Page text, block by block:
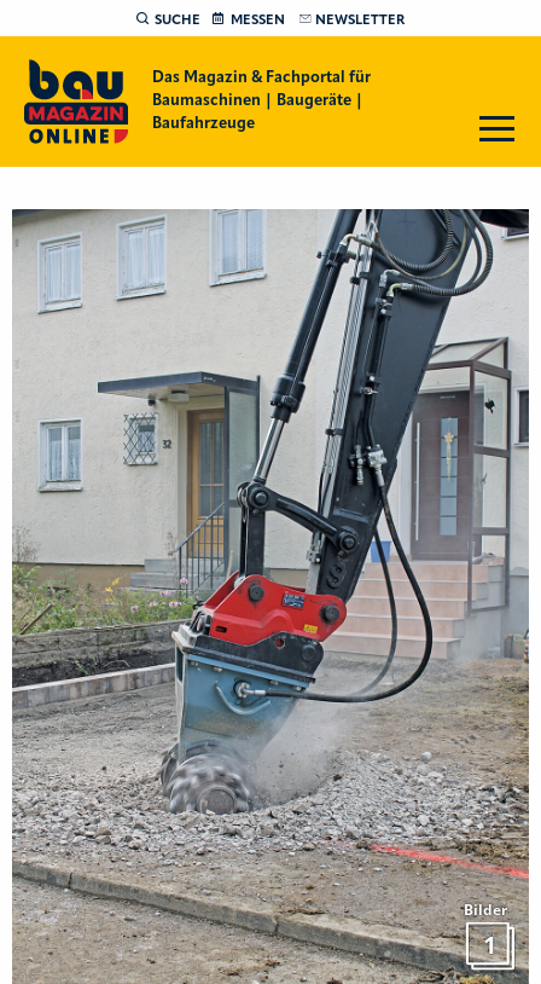
SUCHE MESSEN NEWSLETTER
Das Magazin & Fachportal für
Baumaschinen | Baugeräte |
Baufahrzeuge
Bilder
1